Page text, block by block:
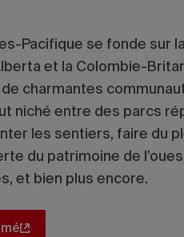
Pacifique se fonde sur
et la Colombie-
charmantes
niché entre des parcs
les sentiers, faire du
du patrimoine de
et bien plus encore.